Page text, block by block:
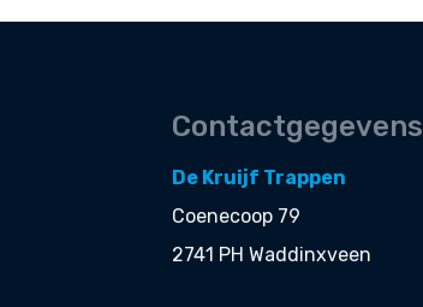
Contactgegevens
De Kruijf Trappen
Coenecoop 79
2741 PH Waddinxveen